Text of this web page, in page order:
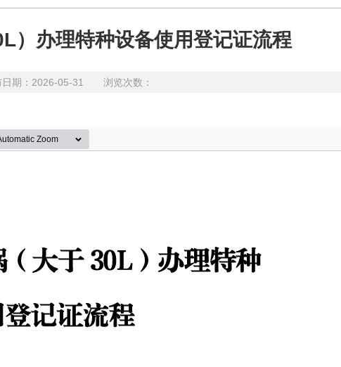
）办理特种设备使用登记证流程
：2026-05-31 浏览次数：